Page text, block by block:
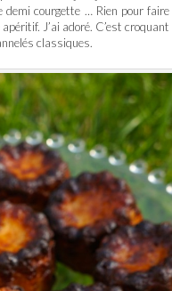
demi courgette … Rien pour faire
J’ai adoré. C’est croquant
classiques.